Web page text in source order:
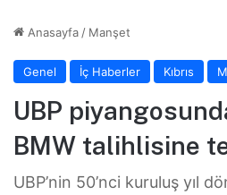
Anasayfa / Manşet
Genel İç Haberler Kıbrıs
UBP
BMW talihlisine
UBP’nin 50’nci kuruluş yıl